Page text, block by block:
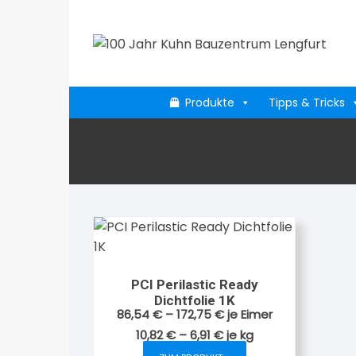
springen
Produkte Tipps & Tricks
PCI Perilastic Ready
Dichtfolie 1K
86,54€–172,75€ je Eimer
10,82€–6,91 €jekg